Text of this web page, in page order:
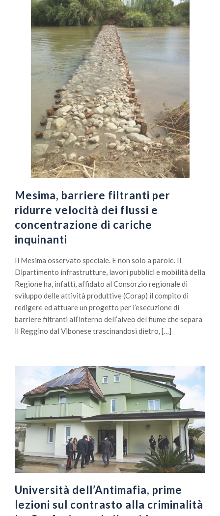
Mesima, barriere filtranti per
ridurre velocità dei flussi e
concentrazione di cariche
inquinanti
Il Mesima osservato speciale. E non solo a parole. Il
Dipartimento infrastrutture, lavori pubblici e mobilità della
Regione ha, infatti, affidato al Consorzio regionale di
sviluppo delle attività produttive (Corap) il compito di
redigere ed attuare un progetto per l’esecuzione di
barriere filtranti all’interno dell’alveo del fiume che separa
il Reggino dal Vibonese trascinandosi dietro, […]
Università dell’Antimafia, prime
lezioni sul contrasto alla criminalità